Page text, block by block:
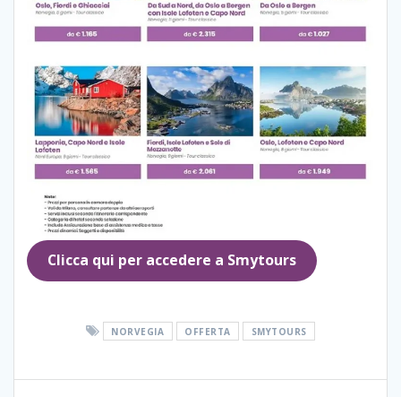
Clicca qui per accedere a Smytours
NORVEGIA OFFERTA SMYTOURS